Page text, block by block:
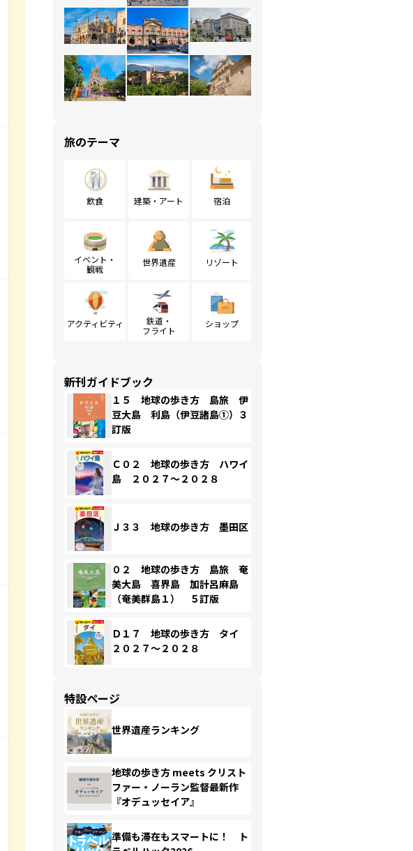
旅のテーマ
飲食 建築・アート 宿泊
イベント・
観戦
世界遺産 リゾート
アクティビティ
鉄道・
フライト
ショップ
新刊ガイドブック
１５ 地球の歩き方 島旅 伊
豆大島 利島（伊豆諸島①）３
訂版
Ｃ０２ 地球の歩き方 ハワイ
島 ２０２７～２０２８
Ｊ３３ 地球の歩き方 墨田区
０２ 地球の歩き方 島旅 奄
美大島 喜界島 加計呂麻島
（奄美群島１） ５訂版
Ｄ１７ 地球の歩き方 タイ
２０２７～２０２８
特設ページ
世界遺産ランキング
地球の歩き方 meets クリスト
ファー・ノーラン監督最新作
『オデュッセイア』
準備も滞在もスマートに！ ト